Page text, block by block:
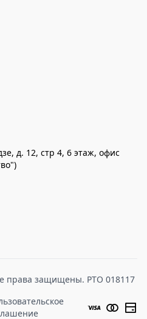
д. 12, стр 4, 6 этаж, офис
права защищены. РТО 018117